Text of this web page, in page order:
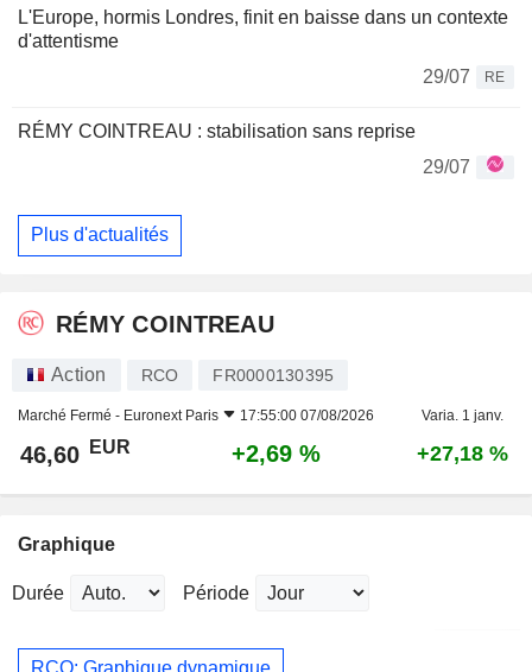
L'Europe, hormis Londres, finit en baisse dans un contexte
d'attentisme
29/07
RE
RÉMY COINTREAU : stabilisation sans reprise
29/07
Plus d'actualités
RÉMY COINTREAU
Action RCO FR0000130395
Marché Fermé - Euronext Paris 17:55:00 07/08/2026 Varia. 1 janv.
46,60 EUR +2,69 % +27,18 %
Graphique
Durée Période